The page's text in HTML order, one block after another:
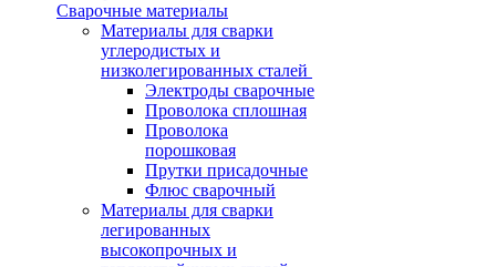
Сварочные материалы
Материалы для сварки
углеродистых и
низколегированных сталей
Электроды сварочные
Проволока сплошная
Проволока
порошковая
Прутки присадочные
Флюс сварочный
Материалы для сварки
легированных
высокопрочных и